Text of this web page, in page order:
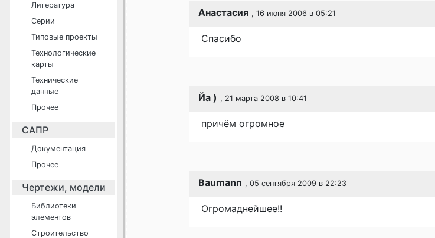
Литература
Серии
Типовые проекты
Технологические
карты
Технические
данные
Прочее
САПР
Документация
Прочее
Чертежи, модели
Библиотеки
элементов
Строительство
Анастасия , 16 июня 2006 в 05:21
Спасибо
Йа ) , 21 марта 2008 в 10:41
причём огромное
Baumann , 05 сентября 2009 в 22:23
Огромаднейшее!!